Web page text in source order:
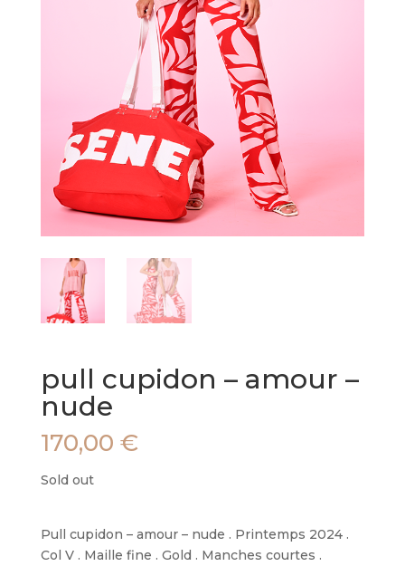
pull cupidon – amour –
nude
170,00 €
Sold out
Pull cupidon – amour – nude . Printemps 2024 .
Col V . Maille fine . Gold . Manches courtes .